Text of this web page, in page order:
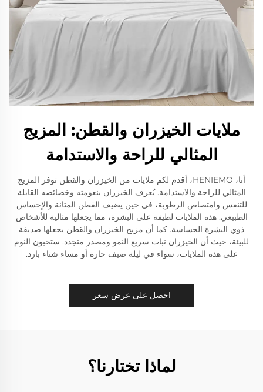
ملايات الخيزران والقطن: المزيج
المثالي للراحة والاستدامة
أنا، HENIEMO، أقدم لكم ملايات من الخيزران والقطن توفر المزيج
المثالي للراحة والاستدامة. يُعرف الخيزران بنعومته وخصائصه القابلة
للتنفس وامتصاص الرطوبة، في حين يضيف القطن المتانة والإحساس
الطبيعي. هذه الملايات لطيفة على البشرة، مما يجعلها مثالية للأشخاص
ذوي البشرة الحساسة. كما أن مزيج الخيزران والقطن يجعلها صديقة
للبيئة، حيث أن الخيزران نبات سريع النمو ومصدر متجدد. ستحبون النوم
على هذه الملايات، سواء في ليلة صيف حارة أو مساء شتاء بارد.
احصل على عرض سعر
لماذا تختارنا؟